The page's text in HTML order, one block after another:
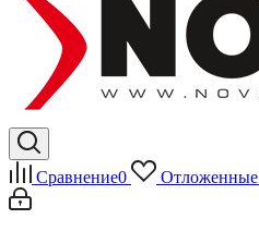
Сравнение0 Отложенные